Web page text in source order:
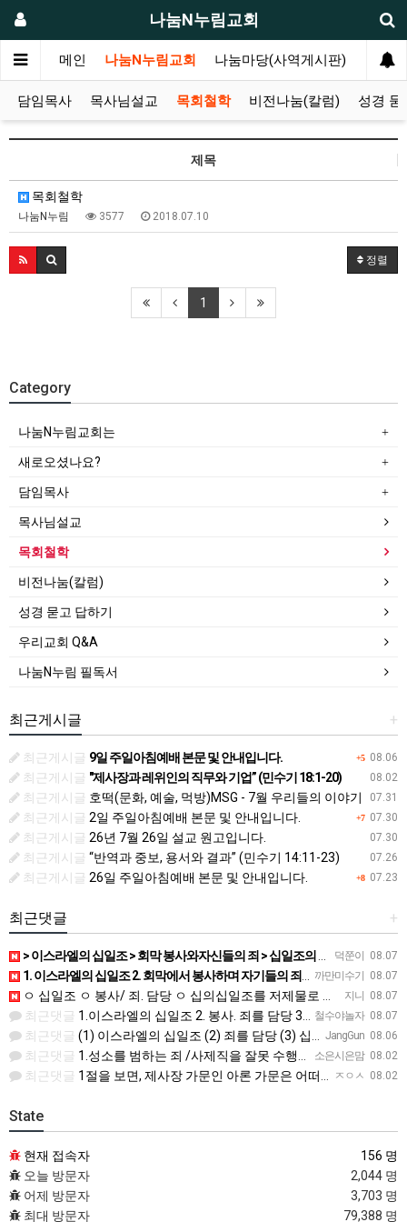
나눔N누림교회
메인 나눔N누림교회 나눔마당(사역게시판) 누림
담임목사 목사님설교 목회철학 비전나눔(칼럼) 성경 묻
제목
목회철학
나눔N누림 3577 2018.07.10
정렬
1
Category
나눔N누림교회는
새로오셨나요?
담임목사
목사님설교
목회철학
비전나눔(칼럼)
성경 묻고 답하기
우리교회 Q&A
나눔N누림 필독서
+
최근게시글
+5 08.06
최근게시글 9일 주일아침예배 본문 및 안내입니다.
08.02
최근게시글 "제사장과 레위인의 직무와 기업” (민수기 18:1-20)
07.31
최근게시글 호떡(문화, 예술, 먹방)MSG - 7월 우리들의 이야기
+7 07.30
최근게시글 2일 주일아침예배 본문 및 안내입니다.
07.30
최근게시글 26년 7월 26일 설교 원고입니다.
07.26
최근게시글 “반역과 중보, 용서와 결과” (민수기 14:11-23)
+8 07.23
최근게시글 26일 주일아침예배 본문 및 안내입니다.
+
최근댓글
덕쭌이 08.07
> 이스라엘의 십일조 > 회막 봉사와자신들의 죄 > 십일조의 십일조 > 가장 좋은 부분 > 성물을 더럽히지 …
까만미수기 08.07
1. 이스라엘의 십일조 2. 회막에서 봉사하며 자기들의 죄를 담당 3. 열째 몫. 십일조의 십일조 4. 받은…
지니 08.07
ㅇ 십일조 ㅇ 봉사/ 죄. 담당 ㅇ 십의십일조를 저제물로 드림 ㅇ 흠 없고 아름다운것 ㅇ 죄 / 죽음
철수야놀자 08.07
최근댓글 1.이스라엘의 십일조 2. 봉사. 죄를 담당 3.십일조 4 흠 없이 좋은 것 5.죄. 죽음
JangGun 08.06
최근댓글 (1) 이스라엘의 십일조 (2) 죄를 담당 (3) 십일조의 십일조 (4) 가장 아름다운 것 (5) 성물을 더…
소은시은맘 08.02
최근댓글 1.성소를 범하는 죄 /사제직을 잘못 수행한죄 2.진노가 다시는 이스라엘 자손에게 미치지 않는다. 3.모든 …
ㅈㅇㅅ 08.02
최근댓글 1절을 보면, 제사장 가문인 아론 가문은 어떠한 죄에 대하여 책임을 져야 했습니까? 공동번역으로 살펴보세요.…
State
현재 접속자
156 명
오늘 방문자
2,044 명
어제 방문자
3,703 명
최대 방문자
79,388 명